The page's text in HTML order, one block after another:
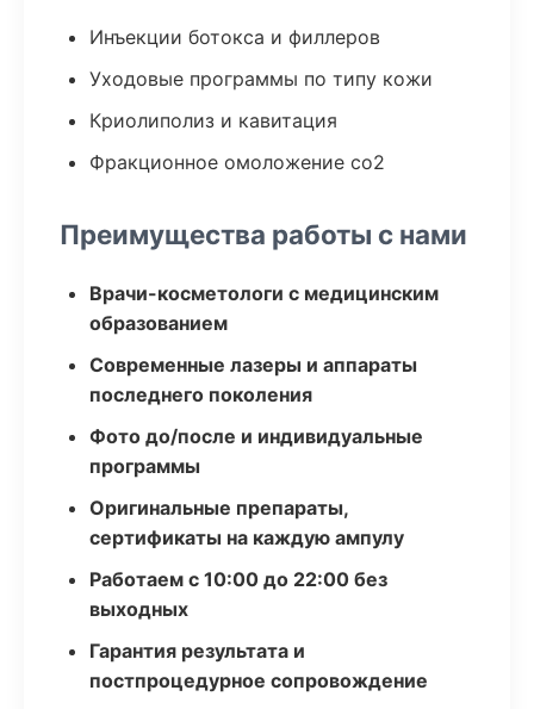
Инъекции ботокса и филлеров
Уходовые программы по типу кожи
Криолиполиз и кавитация
Фракционное омоложение co2
Преимущества работы с нами
Врачи-косметологи с медицинским
образованием
Современные лазеры и аппараты
последнего поколения
Фото до/после и индивидуальные
программы
Оригинальные препараты,
сертификаты на каждую ампулу
Работаем с 10:00 до 22:00 без
выходных
Гарантия результата и
постпроцедурное сопровождение